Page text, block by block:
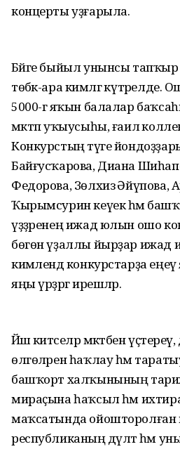
концерты уҙғарыла.
Бәйге быйыл унынсы тапҡыр
төбәк-ара кимәлгә
5000-гә яҡын балалар баҡсаһы
мәктәп уҡыусыһы, ғаилә
Конкурстың тәүге йондоҙҙары
Байғусҡарова, Диана
Федорова, Зөлхизә Әйүпова,
Ҡырымсурин кеүек һәм
үҙҙәренең ижад юлын ошо
бөгөн үҙаллы йырҙар ижад
кимәлендә конкурстарҙа
яңы үрҙәргә ирешәләр.
Йәш әкиәтселәр мәктәбен
өлгөләрен һаҡлау һәм
башҡорт халҡынының тарихи
мираҫына һаҡсыл һәм
маҡсатында ойошторолған
республиканың дәүләт һәм